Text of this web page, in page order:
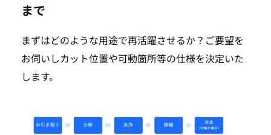
まで
まずはどのような用途で再活躍させるか？ご要望を
お伺いしカット位置や可動箇所等の仕様を決定いた
します。